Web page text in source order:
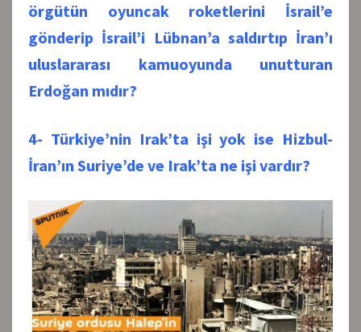
örgütün oyuncak roketlerini İsrail’e
gönderip İsrail’i Lübnan’a saldırtıp İran’ı
uluslararası kamuoyunda unutturan
Erdoğan mıdır?
4- Türkiye’nin Irak’ta işi yok ise Hizbul-
İran’ın Suriye’de ve Irak’ta ne işi vardır?